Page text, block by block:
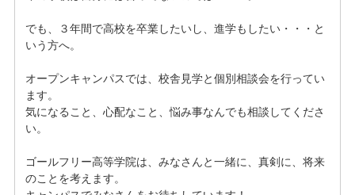
でも、３年間で高校を卒業したいし、進学もしたい・・・と
いう方へ。
オープンキャンパスでは、校舎見学と個別相談会を行ってい
ます。
気になること、心配なこと、悩み事なんでも相談してくださ
い。
ゴールフリー高等学院は、みなさんと一緒に、真剣に、将来
のことを考えます。